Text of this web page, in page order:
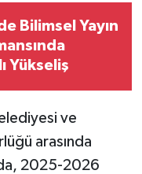
Bilimsel Yayın
Yükseliş
ve
arasında
2025-2026